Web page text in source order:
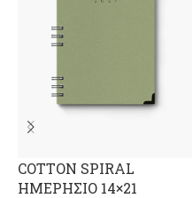
COTTON SPIRAL
ΗΜΕΡΗΣΙΟ 14×21